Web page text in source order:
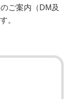
ご案内（DM及
。